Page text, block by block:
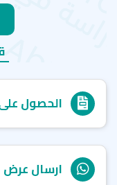
الحصول
ارسال عرض